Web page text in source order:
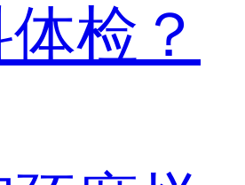
检？